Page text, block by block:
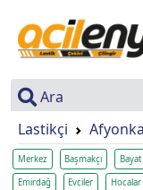
Ara
Lastikçi
Merkez Başmakçı Bayat
Emirdağ Evciler Hocalar